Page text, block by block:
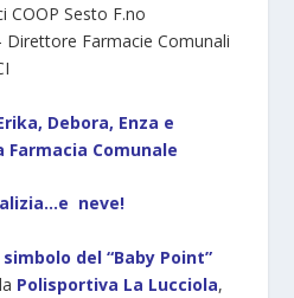
COOP Sesto F.no
Farmacie Comunali
Debora, Enza e
Comunale
neve!
del “Baby Point”
Polisportiva La Lucciola,